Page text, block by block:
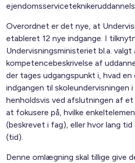
Overordnet er det nye, at
etableret 12 nye indgange. I
Undervisningsministeriet bl.a.
kompetencebeskrivelse af
der tages udgangspunkt i, hvad en
indgangen til skoleundervisningen
henholdsvis ved afslutningen af
at fokusere på, hvilke
(beskrevet i fag), eller hvor lang
(tid).
Denne omlægning skal tillige give